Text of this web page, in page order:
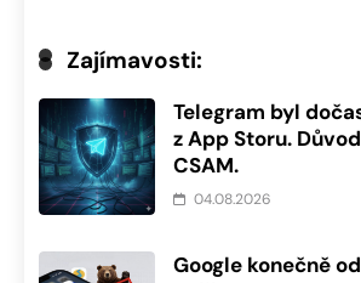
Zajímavosti:
Telegram byl
z App Storu.
CSAM.
04.08.2026
Google konečně